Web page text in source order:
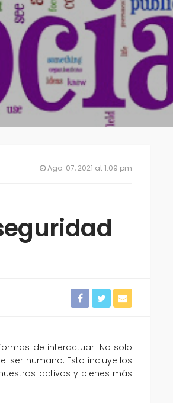
Ago. 07, 2021 at 1:09 pm
de interactuar. No solo
ser humano. Esto incluye los
activos y bienes más